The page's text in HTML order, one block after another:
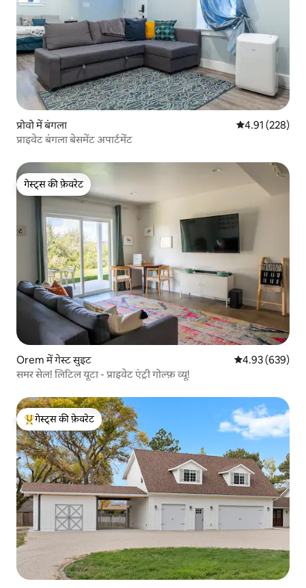
प्रोवो में बंगला औसत रेटिंग 5 में से
4.91 (228)
प्राइवेट बंगला बेसमेंट अपार्टमेंट
गेस्ट्स की फ़ेवरेट
गेस्ट्स की फ़ेवरेट
Orem में गेस्ट सुइट औसत रेटिंग 5 में से
4.93 (639)
समर सेल! लिटिल यूटा - प्राइवेट एंट्री गोल्फ़ व्यू!
गेस्ट्स का टॉप फ़ेवरेट
गेस्ट्स की फ़ेवरेट